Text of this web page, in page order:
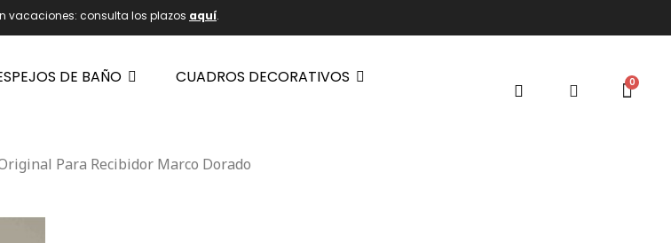
vacaciones: consulta los plazos aquí.
DE BAÑO CUADROS DECORATIVOS
Para Recibidor Marco Dorado